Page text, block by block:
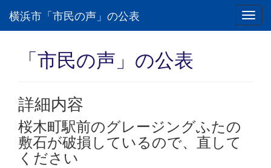
横浜市「市民の声」の公表
「市民の声」の公表
詳細内容
桜木町駅前のグレージングふたの
敷石が破損しているので、直して
ください